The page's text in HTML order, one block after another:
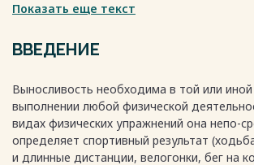
3.1. Содержание и ход эксперимента 28
Выводы 37
Практические рекомендации 39
Приложение 1 45
Приложение 2 48
Приложение 3 50
Весь текст будет доступенпосле
Показать еще текст
ВВЕДЕНИЕ
Выносливость необходима в той или
выполнении любой физической
видах физических упражнений она непо-
определяет спортивный результат
и длинные дистанции, велогонки, бег на